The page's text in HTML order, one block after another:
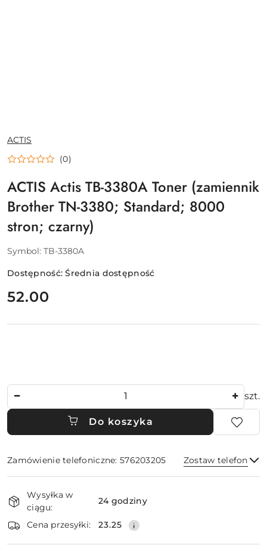
NAZWA
PRODUCENTA:
ACTIS
(0)
ACTIS Actis TB-3380A Toner (zamiennik
Brother TN-3380; Standard; 8000
stron; czarny)
Symbol: TB-3380A
Dostępność:Średnia dostępność
cena:
52.00
szt.
Do koszyka
Zamówienie telefoniczne: 576203205 Zostaw telefon
Dostępność
i
dostawa
Wysyłka w
ciągu:
24 godziny
Cena przesyłki: 23.25